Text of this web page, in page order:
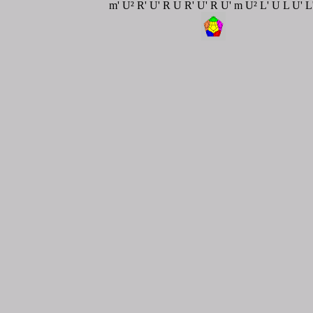
m' U² R' U' R U R' U' R U' m U² L' U L U'